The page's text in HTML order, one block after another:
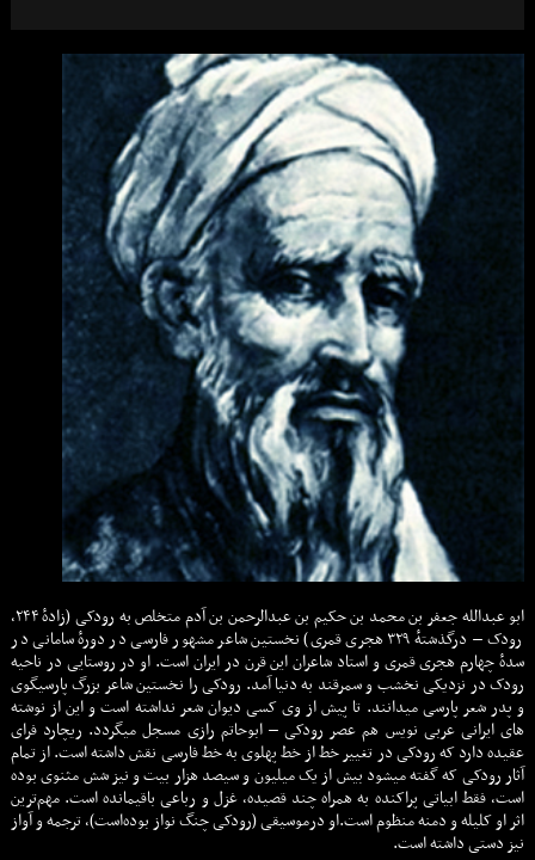
ابو عبدالله جعفر بن محمد بن حکیم بن عبدالرحمن بن آدم متخلص به رودکی (زادهٔ ۲۴۴،
رودک – درگذشتهٔ ۳۲۹ هجری قمری) نخستین شاعر مشهور فارسی در دورهٔ سامانی در
سدهٔ چهارم هجری قمری و استاد شاعران این قرن در ایران است. او در روستایی در ناحیه
رودک در نزدیکی نخشب و سمرقند به دنیا آمد. رودکی را نخستین شاعر بزرگ پارسیگوی
و پدر شعر پارسی میدانند. تا پیش از وی کسی دیوان شعر نداشته است و این از نوشته
های ایرانی عربی نویس هم عصر رودکی – ابوحاتم رازی مسجل میگردد. ریچارد فرای
عقیده دارد که رودکی در تغییر خط از خط پهلوی به خط فارسی نقش داشته است. از تمام
آثار رودکی که گفته میشود بیش از یک میلیون و سیصد هزار بیت و نیز شش مثنوی بوده
است، فقط ابیاتی پراکنده به همراه چند قصیده، غزل و رباعی باقیمانده است. مهم‌ترین
اثر او کلیله و دمنه منظوم است.او درموسیقی (رودکی چنگ نواز بوده‌است)، ترجمه و آواز
نیز دستی داشته است.